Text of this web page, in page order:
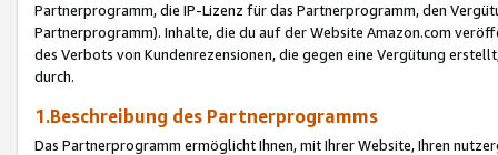
Partnerprogramm, die IP-Lizenz für das Partnerprogramm, den
Partnerprogramm). Inhalte, die du auf der Website Amazon.com
des Verbots von Kundenrezensionen, die gegen eine Vergütung
durch.
1.Beschreibung des Partnerprogramms
Das Partnerprogramm ermöglicht Ihnen, mit Ihrer Website, Ihren